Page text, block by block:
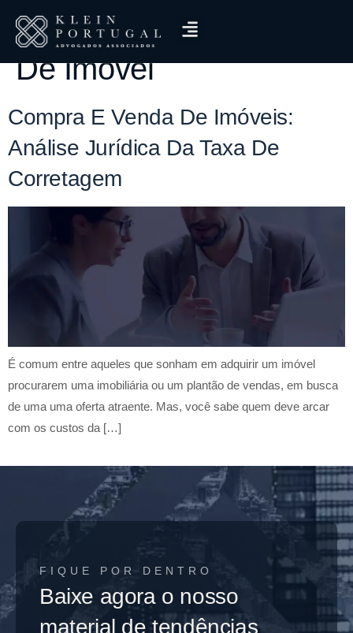
Tag:Compra E Venda
De Imóvel
Compra E Venda De Imóveis:
Análise Jurídica Da Taxa De
Corretagem
É comum entre aqueles que sonham em adquirir um imóvel
procurarem uma imobiliária ou um plantão de vendas, em busca
de uma uma oferta atraente. Mas, você sabe quem deve arcar
com os custos da […]
FIQUE POR DENTRO
Baixe agora o nosso
material de tendências